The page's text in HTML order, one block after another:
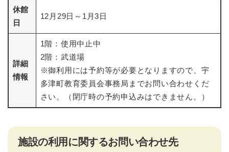
休館
日
12月29日～1月3日
詳細
情報
1階：使用中止中
2階：武道場
※御利用には予約等が必要となりますので、宇
多津町教育委員会事務局までお問い合わせくだ
さい。（閉庁時の予約申込みはできません。）
施設の利用に関するお問い合わせ先